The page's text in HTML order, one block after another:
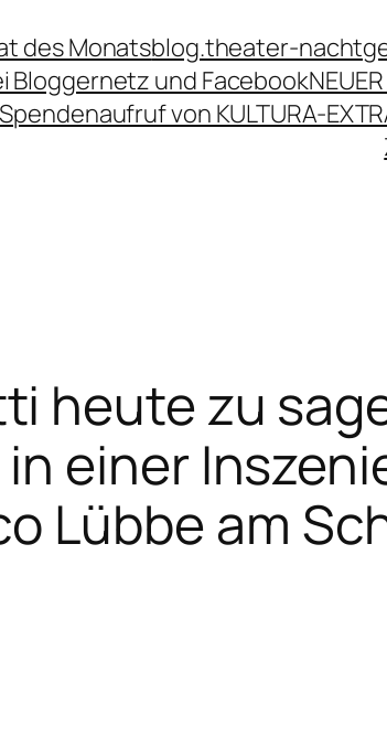
des Monatsblog.theater-
Bloggernetz und Facebook
Spendenaufruf von KULTURA-
heute zu
einer
Lübbe am